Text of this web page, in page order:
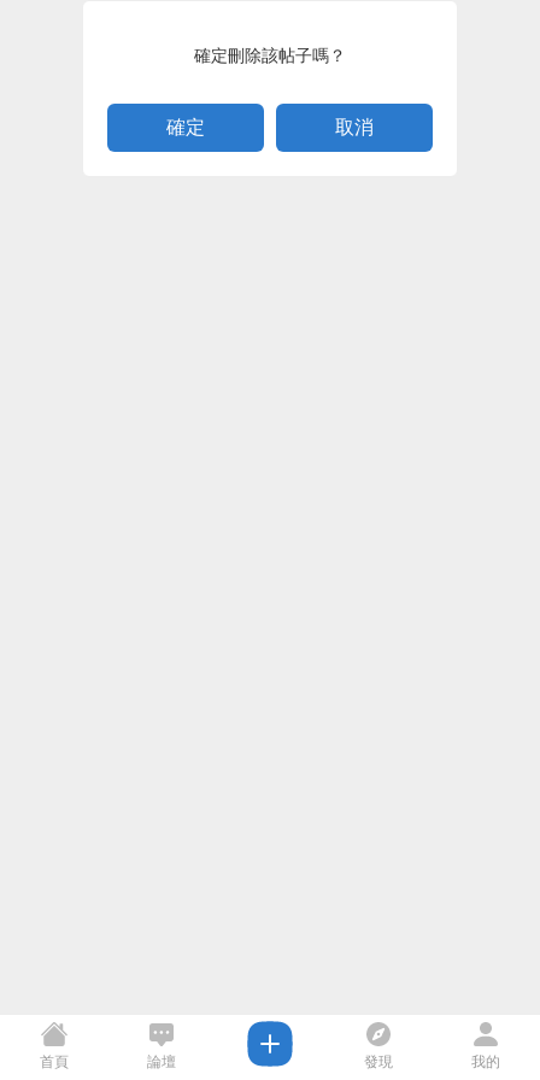
確定刪除該帖子嗎？
取消
首頁 論壇 發現 我的